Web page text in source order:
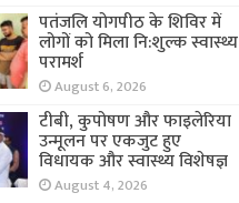
पतंजलि योगपीठ के शिविर में
लोगों को मिला नि:शुल्क स्वास्थ्य
परामर्श
August 6, 2026
टीबी, कुपोषण और फाइलेरिया
उन्मूलन पर एकजुट हुए
विधायक और स्वास्थ्य विशेषज्ञ
August 4, 2026